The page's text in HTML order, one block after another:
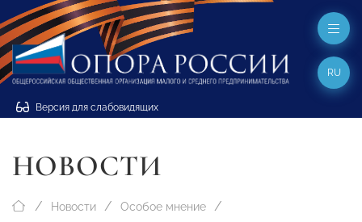
Версия для слабовидящих
RU
НОВОСТИ
Новости Особое мнение